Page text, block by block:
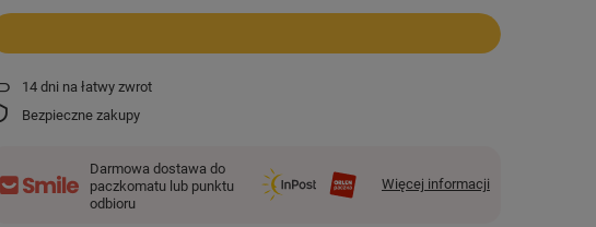
14 dni na łatwy zwrot
Bezpieczne zakupy
Darmowa dostawa do
paczkomatu lub punktu
odbioru
Więcej informacji